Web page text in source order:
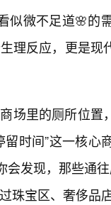
似微不足道🌸
理反应，更是
场里的厕所位
留时间”这一核
会发现，那些通
珠宝区、奢侈品